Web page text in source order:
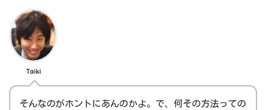
Taiki
そんなのがホントにあんのかよ。で、何その方法っての